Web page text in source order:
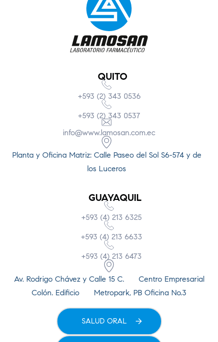
QUITO
+593 (2) 343 0536
+593 (2) 343 0537
info@www.lamosan.com.ec
Planta y Oficina Matriz: Calle Paseo del Sol S6-574 y de
los Luceros
GUAYAQUIL
+593 (4) 213 6325
+593 (4) 213 6633
+593 (4) 213 6473
Av. Rodrigo Chávez y Calle 15 C. Centro Empresarial
Colón. Edificio Metropark, PB Oficina No.3
SALUD ORAL